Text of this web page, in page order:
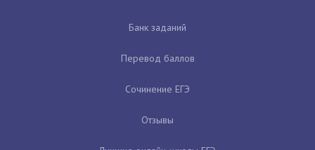
Банк заданий
Перевод баллов
Сочинение ЕГЭ
Отзывы